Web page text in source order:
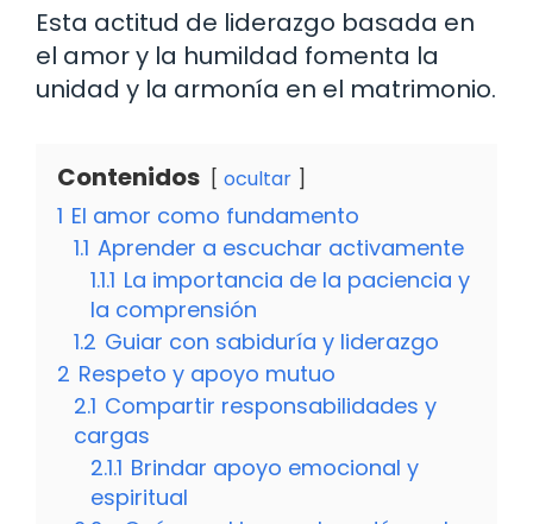
Esta actitud de liderazgo basada en
el amor y la humildad fomenta la
unidad y la armonía en el matrimonio.
Contenidos ocultar
1 El amor como fundamento
1.1 Aprender a escuchar activamente
1.1.1 La importancia de la paciencia y
la comprensión
1.2 Guiar con sabiduría y liderazgo
2 Respeto y apoyo mutuo
2.1 Compartir responsabilidades y
cargas
2.1.1 Brindar apoyo emocional y
espiritual